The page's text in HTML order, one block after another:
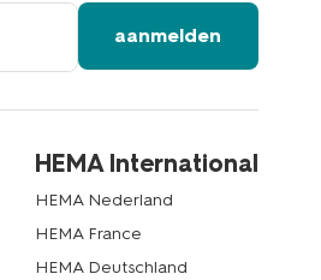
aanmelden
HEMA International
HEMA Nederland
HEMA France
HEMA Deutschland